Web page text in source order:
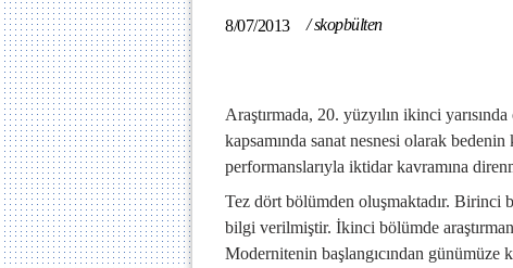
8/07/2013 /skopbülten
Araştırmada, 20. yüzyılın ikinci
kapsamında sanat nesnesi olarak bedenin
performanslarıyla iktidar kavramına
Tez dört bölümden oluşmaktadır. Birinci
bilgi verilmiştir. İkinci bölümde
Modernitenin başlangıcından günümüze